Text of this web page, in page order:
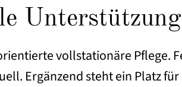
vollstationäre Pflege.
Ergänzend steht ein Platz